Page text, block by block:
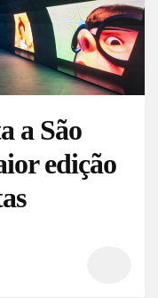
a São
edição